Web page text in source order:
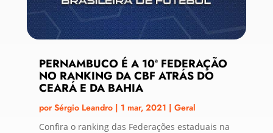
PERNAMBUCO É A 10ª FEDERAÇÃO
NO RANKING DA CBF ATRÁS DO
CEARÁ E DA BAHIA
porSérgio Leandro| 1 mar, 2021 | Geral
Confira o ranking das Federações estaduais na